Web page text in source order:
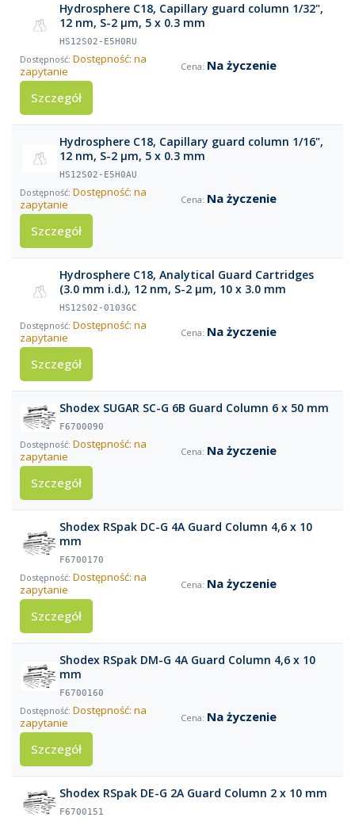
Hydrosphere C18, Capillary guard column 1/32",
12 nm, S-2 µm, 5 x 0.3 mm
HS12S02-E5H0RU
Dostępność: na
zapytanie
Na życzenie
Szczegół
Hydrosphere C18, Capillary guard column 1/16",
12 nm, S-2 µm, 5 x 0.3 mm
HS12S02-E5H0AU
Dostępność: na
zapytanie
Na życzenie
Szczegół
Hydrosphere C18, Analytical Guard Cartridges
(3.0 mm i.d.), 12 nm, S-2 µm, 10 x 3.0 mm
HS12S02-0103GC
Dostępność: na
zapytanie
Na życzenie
Szczegół
Shodex SUGAR SC-G 6B Guard Column 6 x 50 mm
F6700090
Dostępność: na
zapytanie
Na życzenie
Szczegół
Shodex RSpak DC-G 4A Guard Column 4,6 x 10
mm
F6700170
Dostępność: na
zapytanie
Na życzenie
Szczegół
Shodex RSpak DM-G 4A Guard Column 4,6 x 10
mm
F6700160
Dostępność: na
zapytanie
Na życzenie
Szczegół
Shodex RSpak DE-G 2A Guard Column 2 x 10 mm
F6700151